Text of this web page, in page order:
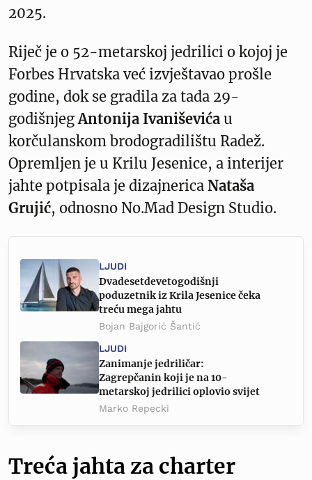
2025.
Riječ je o 52-metarskoj jedrilici o kojoj je
Forbes Hrvatska već izvještavao prošle
godine, dok se gradila za tada 29-
godišnjegAntonija Ivaniševića u
korčulanskom brodogradilištu Radež.
Opremljen je u Krilu Jesenice, a interijer
jahte potpisala je dizajnerica Nataša
Grujić, odnosno No.Mad Design Studio.
LJUDI
Dvadesetdevetogodišnji
poduzetnik iz Krila Jesenice čeka
treću mega jahtu
Bojan Bajgorić Šantić
LJUDI
Zanimanje jedriličar:
Zagrepčanin koji je na 10-
metarskoj jedrilici oplovio svijet
Marko Repecki
Treća jahta za charter